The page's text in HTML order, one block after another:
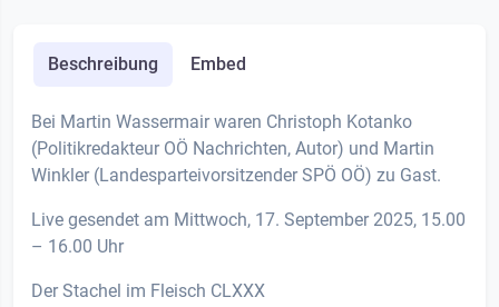
Beschreibung Embed
Bei Martin Wassermair waren Christoph Kotanko
(Politikredakteur OÖ Nachrichten, Autor) und Martin
Winkler (Landesparteivorsitzender SPÖ OÖ) zu Gast.
Live gesendet am Mittwoch, 17. September 2025, 15.00
– 16.00 Uhr
Der Stachel im Fleisch CLXXX